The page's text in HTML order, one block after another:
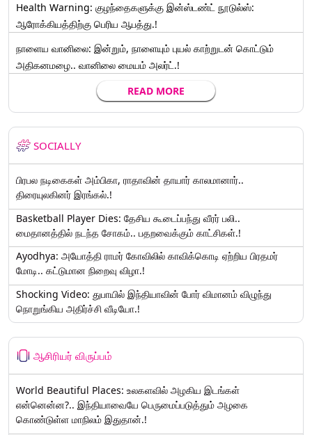
Health Warning: குழந்தைகளுக்கு இன்ஸ்டண்ட் நூடுல்ஸ்:
ஆரோக்கியத்திற்கு பெரிய ஆபத்து.!
நாளைய வானிலை: இன்றும், நாளையும் புயல் காற்றுடன் கொட்டும்
அதிகனமழை.. வானிலை மையம் அலர்ட்.!
READ MORE
SOCIALLY
பிரபல நடிகைகள் அம்பிகா, ராதாவின் தாயார் காலமானார்..
திரையுலகினர் இரங்கல்.!
Basketball Player Dies: தேசிய கூடைப்பந்து வீரர் பலி..
மைதானத்தில் நடந்த சோகம்.. பதறவைக்கும் காட்சிகள்.!
Ayodhya: அயோத்தி ராமர் கோவிலில் காவிக்கொடி ஏற்றிய பிரதமர்
மோடி.. கட்டுமான நிறைவு விழா.!
Shocking Video: துபாயில் இந்தியாவின் போர் விமானம் விழுந்து
நொறுங்கிய அதிர்ச்சி வீடியோ.!
ஆசிரியர் விருப்பம்
World Beautiful Places: உலகளவில் அழகிய இடங்கள்
என்னென்ன?.. இந்தியாவையே பெருமைப்படுத்தும் அழகை
கொண்டுள்ள மாநிலம் இதுதான்.!